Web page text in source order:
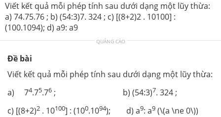
Viết kết quả mỗi phép tính sau dưới dạng một lũy thừa:
a) 74.75.76 ; b) (54:3)7. 324 ; c) [(8+2)2 . 10100] :
(100.1094); d) a9: a9
QUẢNG CÁO
Đề bài
Viết kết quả mỗi phép tính sau dưới dạng một lũy thừa:
a) 74.75.76 ; b) (54:3)7. 324 ;
c) [(8+2)2 . 10100] : (100.1094); d) a9: a9 (\(a \ne 0\))